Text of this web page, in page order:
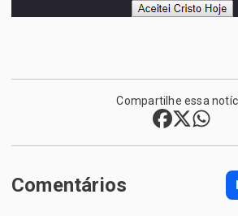
Compartilhe essa
Comentários